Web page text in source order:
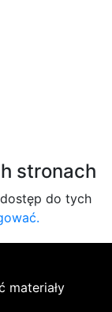
stronach
do tych
materiały